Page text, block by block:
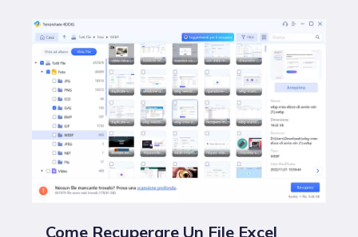
Come Recuperare Un File Excel